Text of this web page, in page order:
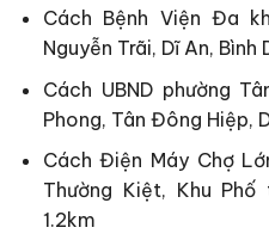
Cách Bệnh Viện Đa
Nguyễn Trãi, Dĩ An, Bình
Cách UBND phường
Phong, Tân Đông Hiệp,
Cách Điện Máy Chợ
Thường Kiệt, Khu Phố
1.2km